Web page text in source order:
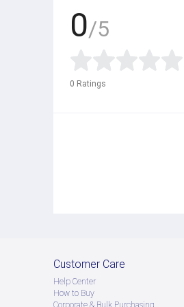
0/5
0 Ratings
Customer Care
Help Center
How to Buy
Corporate & Bulk Purchasing